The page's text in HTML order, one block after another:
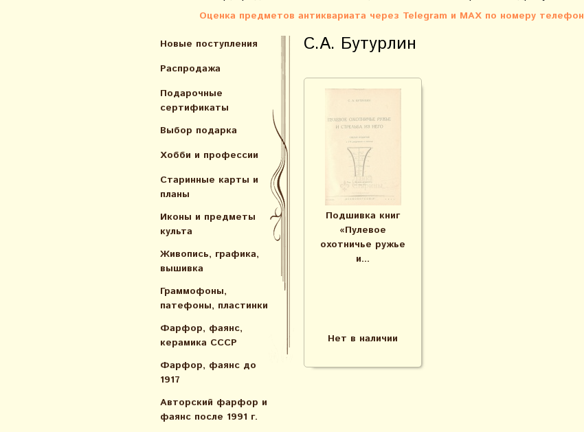
Оценка предметов антиквариата через Telegram и MAX по номеру
Новые поступления
Распродажа
Подарочные
сертификаты
Выбор подарка
Хобби и профессии
Старинные карты и
планы
Иконы и предметы
культа
Живопись, графика,
вышивка
Граммофоны,
патефоны, пластинки
Фарфор, фаянс,
керамика СССР
Фарфор, фаянс до
1917
Авторский фарфор и
фаянс после 1991 г.
С.А. Бутурлин
Подшивка книг
«Пулевое
охотничье ружье
и...
Нет в наличии